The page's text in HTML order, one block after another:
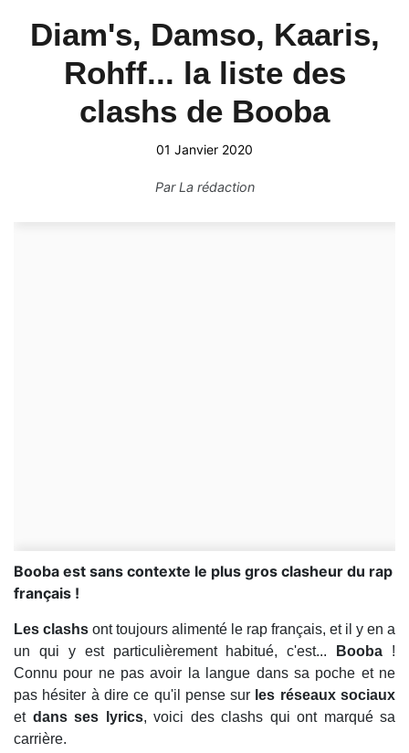
Diam's, Damso, Kaaris,
Rohff... la liste des
clashs de Booba
01 Janvier 2020
ParLa rédaction
Booba est sans contexte le plus gros clasheur du rap
français !
Les clashs ont toujours alimenté le rap français, et il y en a
un qui y est particulièrement habitué, c'est...
Booba !
Connu pour ne pas avoir la langue dans sa poche et ne
pas hésiter à dire ce qu'il pense sur les réseaux sociaux
et dans ses lyrics, voici des clashs qui ont marqué sa
carrière.